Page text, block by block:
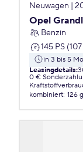
Neuwagen |
Opel
Benzin
145 PS
in 3 bis 5
Leasingdetails:
0 €
kombiniert: 126